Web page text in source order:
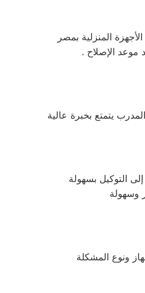
المنزلية بمصر
التوكيل بسهولة
ونوع المشكلة